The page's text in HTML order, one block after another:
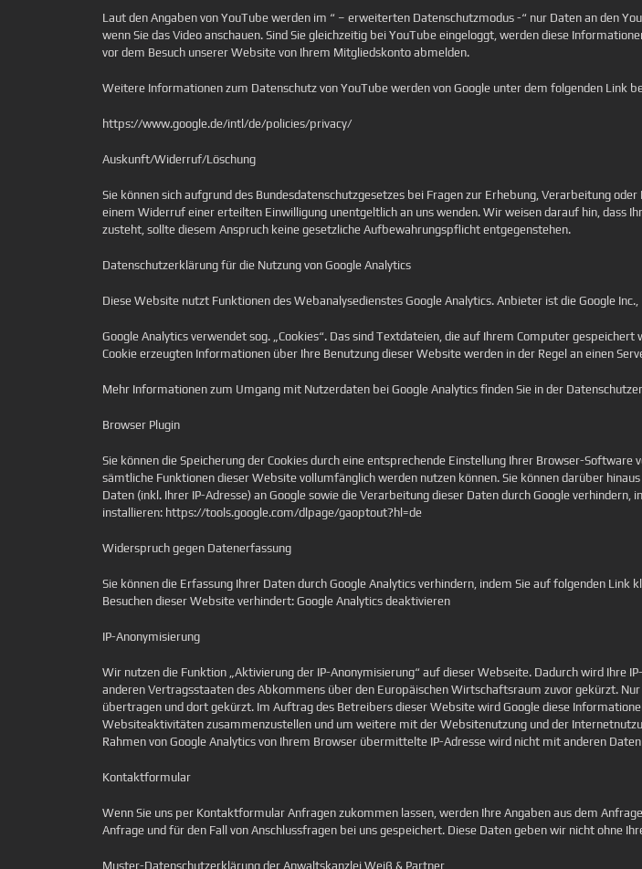
Laut den Angaben von YouTube werden im “ – erweiterten Datenschutzmodus -“ nur Daten an den
wenn Sie das Video anschauen. Sind Sie gleichzeitig bei YouTube eingeloggt, werden diese
vor dem Besuch unserer Website von Ihrem Mitgliedskonto abmelden.
Weitere Informationen zum Datenschutz von YouTube werden von Google unter dem folgenden Link
https://www.google.de/intl/de/policies/privacy/
Auskunft/Widerruf/Löschung
Sie können sich aufgrund des Bundesdatenschutzgesetzes bei Fragen zur Erhebung, Verarbeitung
einem Widerruf einer erteilten Einwilligung unentgeltlich an uns wenden. Wir weisen darauf hin, dass
zusteht, sollte diesem Anspruch keine gesetzliche Aufbewahrungspflicht entgegenstehen.
Datenschutzerklärung für die Nutzung von Google Analytics
Diese Website nutzt Funktionen des Webanalysedienstes Google Analytics. Anbieter ist die Google
Google Analytics verwendet sog. „Cookies“. Das sind Textdateien, die auf Ihrem Computer
Cookie erzeugten Informationen über Ihre Benutzung dieser Website werden in der Regel an einen
Mehr Informationen zum Umgang mit Nutzerdaten bei Google Analytics finden Sie in der
Browser Plugin
Sie können die Speicherung der Cookies durch eine entsprechende Einstellung Ihrer Browser-
sämtliche Funktionen dieser Website vollumfänglich werden nutzen können. Sie können darüber
Daten (inkl. Ihrer IP-Adresse) an Google sowie die Verarbeitung dieser Daten durch Google
installieren: https://tools.google.com/dlpage/gaoptout?hl=de
Widerspruch gegen Datenerfassung
Sie können die Erfassung Ihrer Daten durch Google Analytics verhindern, indem Sie auf folgenden
Besuchen dieser Website verhindert: Google Analytics deaktivieren
IP-Anonymisierung
Wir nutzen die Funktion „Aktivierung der IP-Anonymisierung“ auf dieser Webseite. Dadurch wird Ihre
anderen Vertragsstaaten des Abkommens über den Europäischen Wirtschaftsraum zuvor gekürzt.
übertragen und dort gekürzt. Im Auftrag des Betreibers dieser Website wird Google diese
Websiteaktivitäten zusammenzustellen und um weitere mit der Websitenutzung und der
Rahmen von Google Analytics von Ihrem Browser übermittelte IP-Adresse wird nicht mit anderen
Kontaktformular
Wenn Sie uns per Kontaktformular Anfragen zukommen lassen, werden Ihre Angaben aus dem
Anfrage und für den Fall von Anschlussfragen bei uns gespeichert. Diese Daten geben wir nicht ohne
Muster-Datenschutzerklärung der Anwaltskanzlei Weiß & Partner